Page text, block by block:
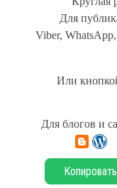
Для
Viber,
Или
Для блогов и
Копировать